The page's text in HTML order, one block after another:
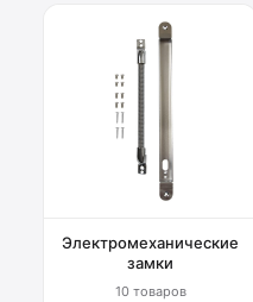
Электромеханические
замки
10 товаров